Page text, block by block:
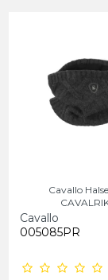
Cavallo
Cavallo
005085PR